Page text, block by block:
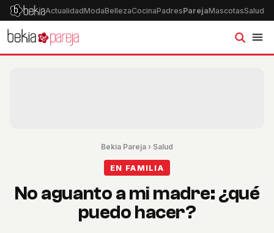
ActualidadModaBellezaCocinaPadresParejaMascotasSalud
Bekia Pareja › Salud
EN FAMILIA
No aguanto a mi madre: ¿qué
puedo hacer?